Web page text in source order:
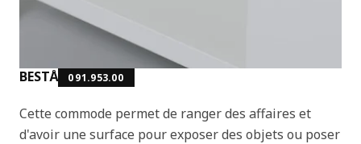
BESTÅ 091.953.00
Cette commode permet de ranger des affaires et
d'avoir une surface pour exposer des objets ou poser